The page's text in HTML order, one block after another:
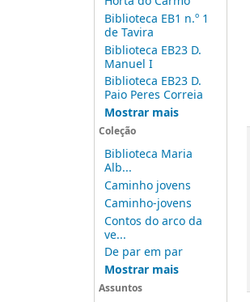
Biblioteca EB1 n.º 1
de Tavira
Biblioteca EB23 D.
Manuel I
Biblioteca EB23 D.
Paio Peres Correia
Mostrar mais
Coleção
Biblioteca Maria
Alb...
Caminho jovens
Caminho-jovens
Contos do arco da
ve...
De par em par
Mostrar mais
Assuntos